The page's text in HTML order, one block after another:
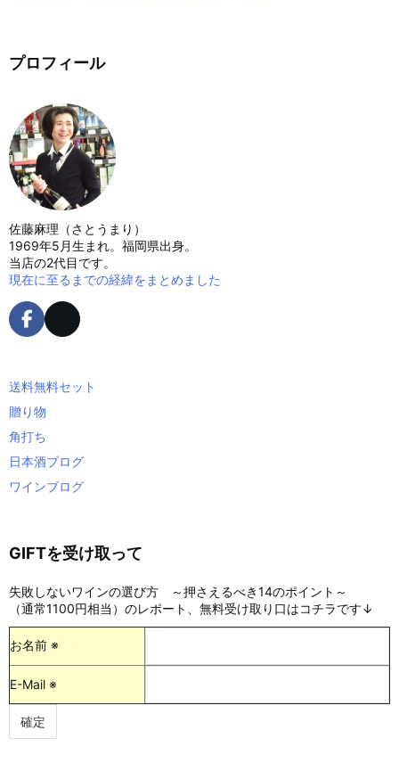
プロフィール
佐藤麻理（さとうまり）
1969年5月生まれ。福岡県出身。
当店の2代目です。
現在に至るまでの経緯をまとめました
送料無料セット
贈り物
角打ち
日本酒ブログ
ワインブログ
GIFTを受け取って
失敗しないワインの選び方 ～押さえるべき14のポイント～
（通常1100円相当）のレポート、無料受け取り口はコチラです↓
お名前 ※
E-Mail ※